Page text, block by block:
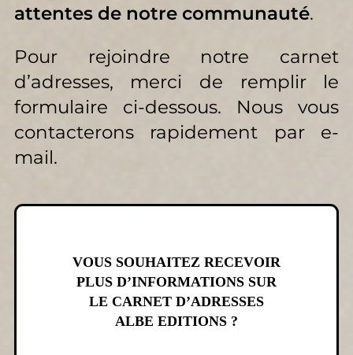
attentes de notre communauté.
Pour rejoindre notre carnet
d’adresses, merci de remplir le
formulaire ci-dessous. Nous vous
contacterons rapidement par e-
mail.
VOUS SOUHAITEZ RECEVOIR
PLUS D’INFORMATIONS SUR
LE CARNET D’ADRESSES
ALBE EDITIONS ?